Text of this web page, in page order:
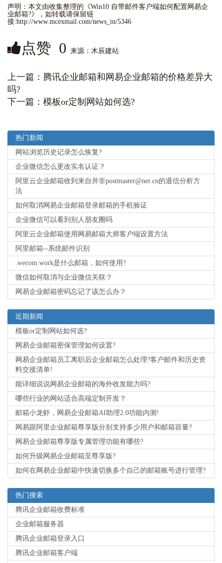
声明：本文由收集整理的《Win10 自带邮件客户端如何配置网易企
业邮箱?》，如转载请保留链
接:http://www.mcexmail.com/news_in/5346
点赞 0 来源：木辰建站
上一篇： 腾讯企业邮箱和网易企业邮箱的价格差异大
吗?‌
下一篇： 模板or定制网站如何选?
热门新闻
网站浏览历史记录怎么恢复?
企业微信怎么更改实名认证？
阿里云企业邮箱收到来自并非postmaster@net.cn的退信分析方
法
如何取消网易企业邮箱登录邮箱的手机验证
企业微信可以看到别人朋友圈吗
阿里云企业邮箱使用网易邮箱大师客户端设置方法
阿里邮箱--系统邮件识别
.wecom.work是什么邮箱，如何使用?
微信如何取消与企业微信关联？
网易企业邮箱密码忘记了该怎么办？
近期新闻
模板or定制网站如何选?
网易企业邮箱密保管理如何设置?
网易企业邮箱员工离职后企业邮箱怎么处理?客户邮件和历史资
料交接清单!
能详细说说网易企业邮箱的海外收发能力吗?
哪些行业的网站适合高端定制开发？
邮箱小龙虾，网易企业邮箱AI助理2.0功能内测!
网易跟阿里企业邮箱尊享版分别支持多少用户和邮箱容量?
网易企业邮箱尊享版专属管理功能有哪些?
如何升级网易企业邮箱至尊享版?
如何在网易企业邮箱中快速切换多个自己的邮箱账号进行管理?
热门搜索
腾讯企业邮箱收费标准
企业邮箱服务器
腾讯企业邮箱登录入口
腾讯企业邮箱客户端